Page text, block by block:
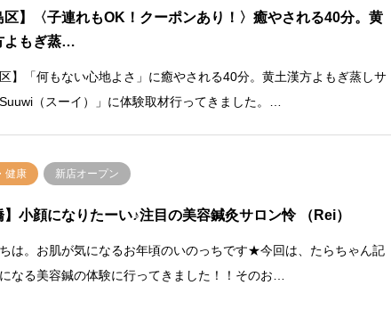
区】〈子連れもOK！クーポンあり！〉癒やされる40分。黄
よもぎ蒸…
区】「何もない心地よさ」に癒やされる40分。黄土漢方よもぎ蒸しサ
（スーイ）」に体験取材行ってきました。…
健康 新店オープン
】小顔になりたーい♪注目の美容鍼灸サロン怜 （Rei）
は。お肌が気になるお年頃のいのっちです★今回は、たらちゃん記
なる美容鍼の体験に行ってきました！！そのお…